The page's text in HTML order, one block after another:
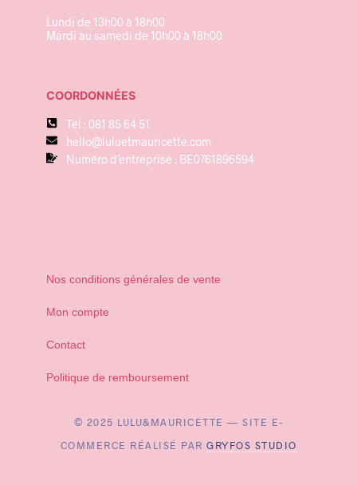
Lundi de 13h00 à 18h00
Mardi au samedi de 10h00 à 18h00
COORDONNÉES
Tél : 081 85 64 51
hello@luluetmauricette.com
Numéro d’entreprise : BE0761896594
Nos conditions générales de vente
Mon compte
Contact
Politique de remboursement
© 2025 LULU&MAURICETTE — SITE E-
COMMERCE RÉALISÉ PAR GRYFOS STUDIO